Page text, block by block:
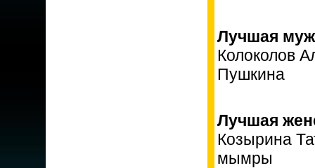
Лучшая
Колоколов
Пушкина
Лучшая
Козырина
мымры